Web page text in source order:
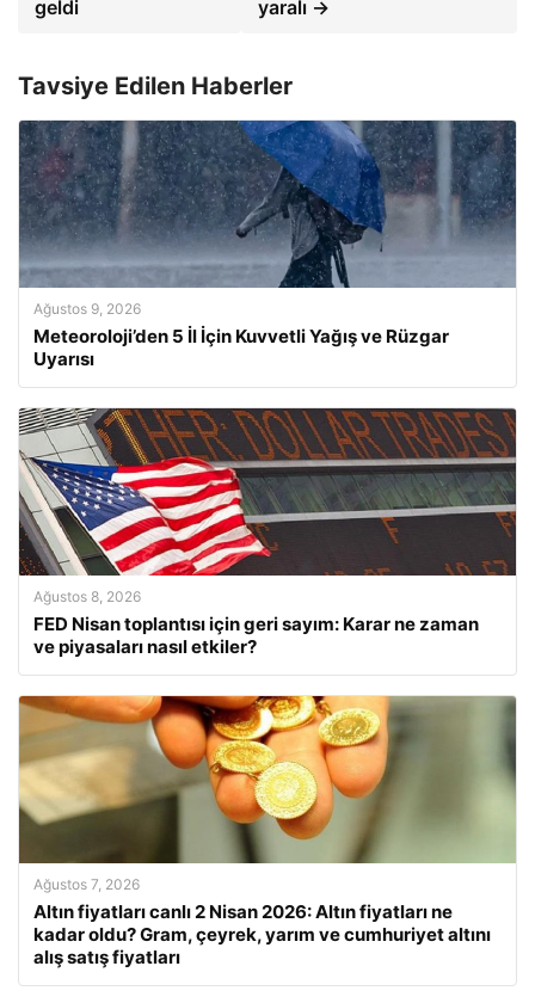
geldi
yaralı →
Tavsiye Edilen Haberler
Ağustos 9, 2026
Meteoroloji’den 5 İl İçin Kuvvetli Yağış ve Rüzgar
Uyarısı
Ağustos 8, 2026
FED Nisan toplantısı için geri sayım: Karar ne zaman
ve piyasaları nasıl etkiler?
Ağustos 7, 2026
Altın fiyatları canlı 2 Nisan 2026: Altın fiyatları ne
kadar oldu? Gram, çeyrek, yarım ve cumhuriyet altını
alış satış fiyatları